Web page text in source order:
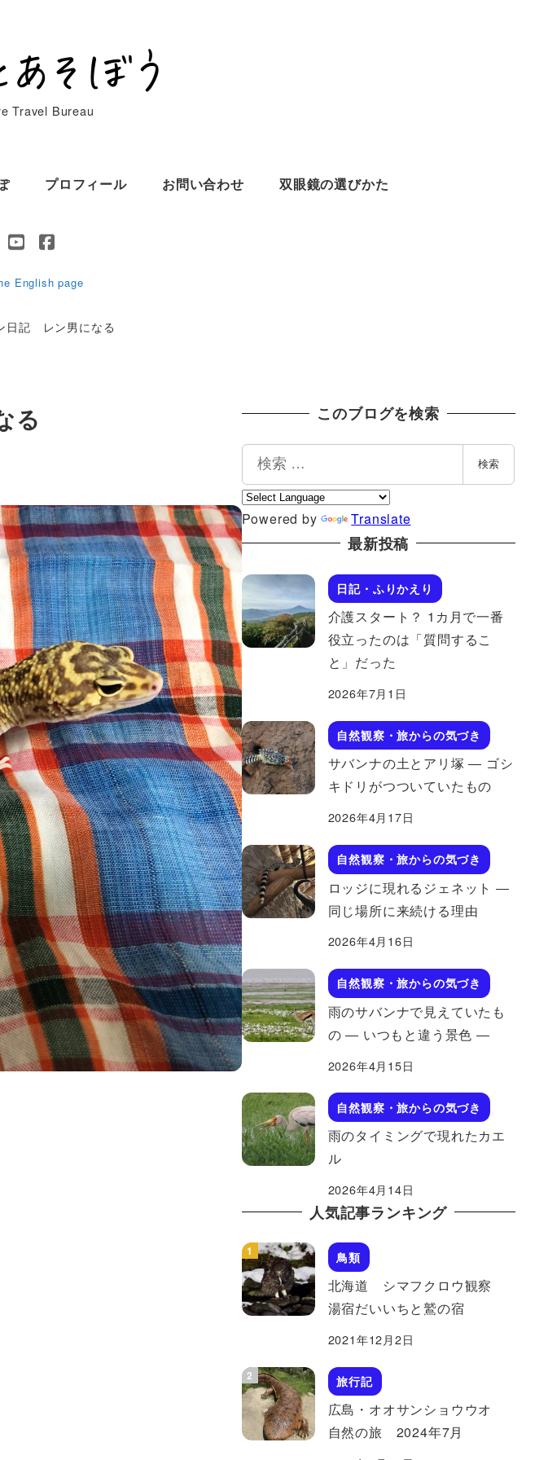
Travel Bureau
プロフィール お問い合わせ 双眼鏡の選びかた
English page
日記 レン男になる
る このブログを検索
索
検索
Powered by Translate
最新投稿
日記・ふりかえり
介護スタート？ 1カ月で一番
役立ったのは「質問するこ
と」だった
2026年7月1日
自然観察・旅からの気づき
サバンナの土とアリ塚 ― ゴシ
キドリがつついていたもの
2026年4月17日
自然観察・旅からの気づき
ロッジに現れるジェネット ―
同じ場所に来続ける理由
2026年4月16日
自然観察・旅からの気づき
雨のサバンナで見えていたも
の ― いつもと違う景色 ―
2026年4月15日
自然観察・旅からの気づき
雨のタイミングで現れたカエ
ル
2026年4月14日
人気記事ランキング
鳥類
北海道 シマフクロウ観察
湯宿だいいちと鷲の宿
2021年12月2日
旅行記
広島・オオサンショウウオ
自然の旅 2024年7月